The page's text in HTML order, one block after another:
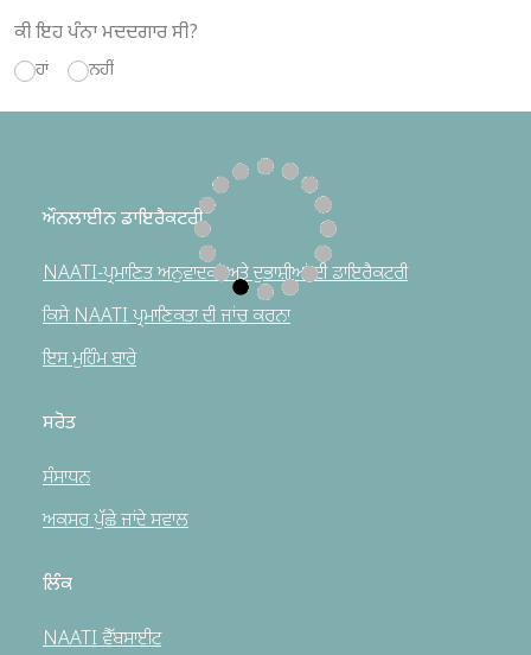
ਕੀ ਇਹ ਪੰਨਾ ਮਦਦਗਾਰ ਸੀ?
ਹਾਂ ਨਹੀਂ
ਔਨਲਾਈਨ ਡਾਇਰੈਕਟਰੀ
NAATI-ਪ੍ਰਮਾਣਿਤ ਅਨੁਵਾਦਕਾਂ ਅਤੇ ਦੁਭਾਸ਼ੀਆਂ ਦੀ ਡਾਇਰੈਕਟਰੀ
ਕਿਸੇ NAATI ਪ੍ਰਮਾਣਿਕਤਾ ਦੀ ਜਾਂਚ ਕਰਨਾ
ਇਸ ਮੁਹਿੰਮ ਬਾਰੇ
ਸਰੋਤ
ਸੰਸਾਧਨ
ਅਕਸਰ ਪੁੱਛੇ ਜਾਂਦੇ ਸਵਾਲ
ਲਿੰਕ
NAATI ਵੈੱਬਸਾਈਟ